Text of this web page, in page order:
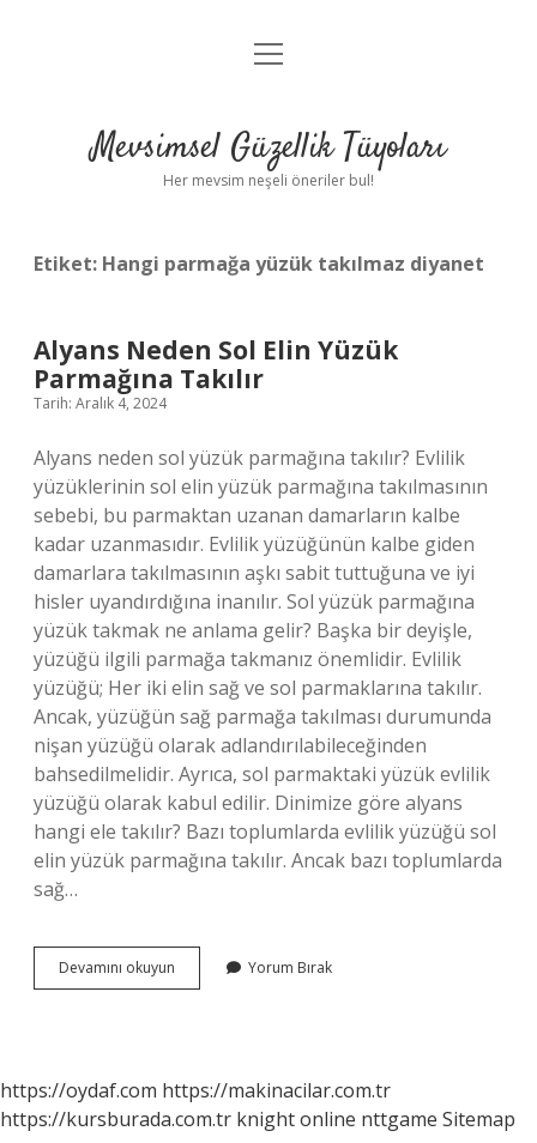
Anasayfa
Yasal Uyarı
menüyü
Mevsimsel Güzellik Tüyoları
Her mevsim neşeli öneriler bul!
Etiket: Hangi parmağa yüzük takılmaz diyanet
Alyans Neden Sol Elin Yüzük
Parmağına Takılır
Tarih: Aralık 4, 2024
Alyans neden sol yüzük parmağına takılır? Evlilik
yüzüklerinin sol elin yüzük parmağına takılmasının
sebebi, bu parmaktan uzanan damarların kalbe
kadar uzanmasıdır. Evlilik yüzüğünün kalbe giden
damarlara takılmasının aşkı sabit tuttuğuna ve iyi
hisler uyandırdığına inanılır. Sol yüzük parmağına
yüzük takmak ne anlama gelir? Başka bir deyişle,
yüzüğü ilgili parmağa takmanız önemlidir. Evlilik
yüzüğü; Her iki elin sağ ve sol parmaklarına takılır.
Ancak, yüzüğün sağ parmağa takılması durumunda
nişan yüzüğü olarak adlandırılabileceğinden
bahsedilmelidir. Ayrıca, sol parmaktaki yüzük evlilik
yüzüğü olarak kabul edilir. Dinimize göre alyans
hangi ele takılır? Bazı toplumlarda evlilik yüzüğü sol
elin yüzük parmağına takılır. Ancak bazı toplumlarda
sağ…
Devamını okuyun
Neden
Takılır
Yorum Bırak
https://oydaf.com https://makinacilar.com.tr
https://kursburada.com.tr knight online nttgame Sitemap